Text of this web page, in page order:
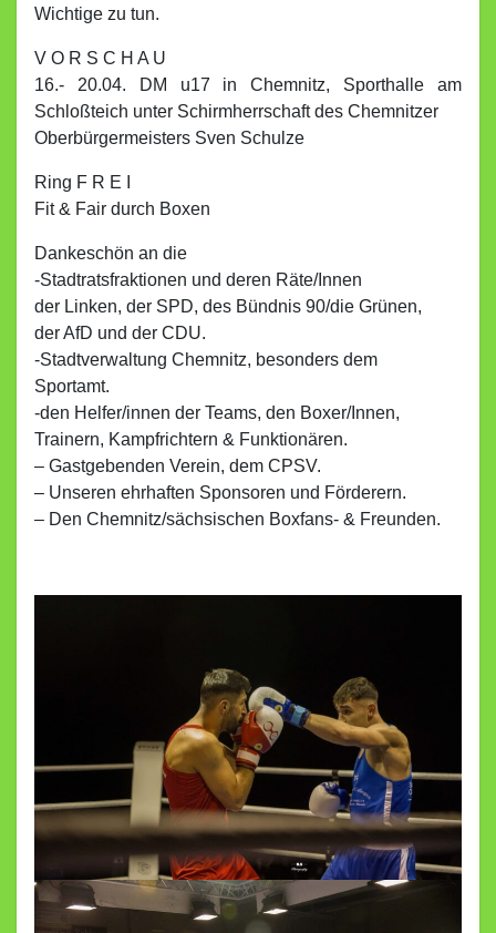
Wichtige zu tun.
V O R S C H A U
16.- 20.04. DM u17 in Chemnitz, Sporthalle am
Schloßteich unter Schirmherrschaft des Chemnitzer
Oberbürgermeisters Sven Schulze
Ring F R E I
Fit & Fair durch Boxen
Dankeschön an die
-Stadtratsfraktionen und deren Räte/Innen
der Linken, der SPD, des Bündnis 90/die Grünen,
der AfD und der CDU.
-Stadtverwaltung Chemnitz, besonders dem
Sportamt.
-den Helfer/innen der Teams, den Boxer/Innen,
Trainern, Kampfrichtern & Funktionären.
– Gastgebenden Verein, dem CPSV.
– Unseren ehrhaften Sponsoren und Förderern.
– Den Chemnitz/sächsischen Boxfans- & Freunden.